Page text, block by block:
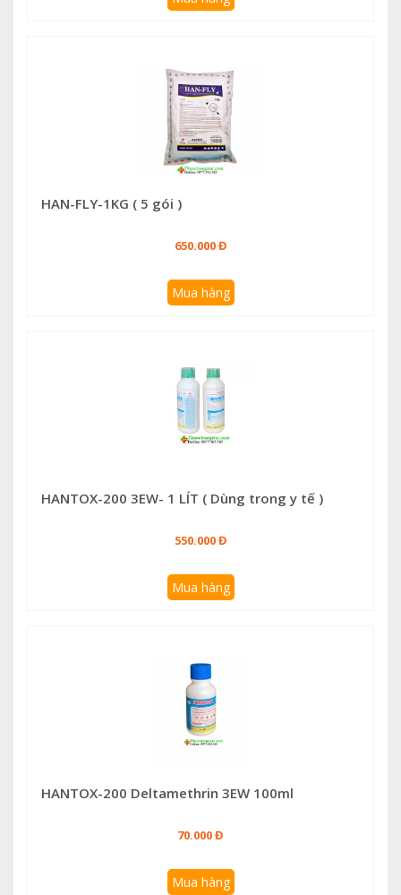
HAN-FLY-1KG ( 5 gói )
650.000 Đ
Mua hàng
HANTOX-200 3EW- 1 LÍT ( Dùng trong y tế )
550.000 Đ
Mua hàng
HANTOX-200 Deltamethrin 3EW 100ml
70.000 Đ
Mua hàng